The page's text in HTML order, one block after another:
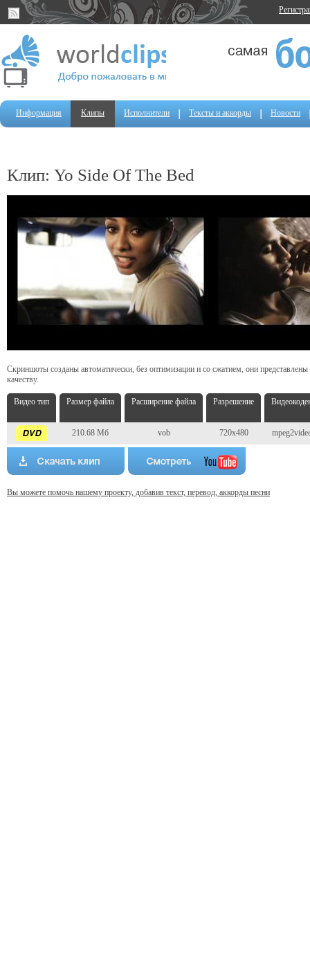
Информация Клипы Исполнители Тексты и аккорды Новости
Клип: Yo Side Of The Bed
Скриншоты созданы автоматически, без оптимизации и со сжатием, они
качеству.
Видео тип Размер файла Расширение файла Разрешение
210.68 Мб vob 720x480
Вы можете помочь нашему проекту, добавив текст, перевод, аккорды песни